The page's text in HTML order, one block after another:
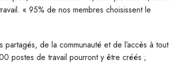
« 95% de nos membres choisissent le
de la communauté et de l’accès à tout
postes de travail pourront y être créés ;